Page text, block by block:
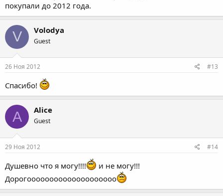
покупали до 2012 года.
V Volodya
Guest
26 Ноя 2012 #13
Спасибо!
A Alice
Guest
29 Ноя 2012 #14
Душевно что я могу!!!!
и не могу!!!
Дорогоооооооооооооооооооо